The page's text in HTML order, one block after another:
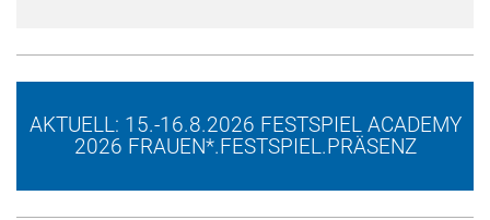
AKTUELL: 15.-16.8.2026 FESTSPIEL ACADEMY
2026 FRAUEN*.FESTSPIEL.PRÄSENZ